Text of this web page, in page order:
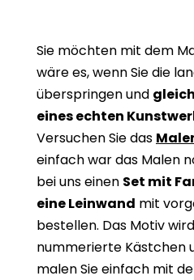
Sie möchten mit dem
wäre es, wenn Sie die
überspringen und
eines echten
Versuchen Sie das
einfach war das Malen
bei uns einen Set mit
eine Leinwand mit
bestellen. Das Motiv
nummerierte Kästchen
malen Sie einfach mit